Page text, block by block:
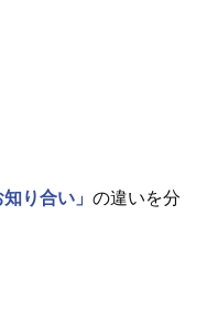
知り合い」 の違いを分